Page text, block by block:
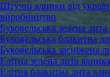
Штучні ялинки від
виробництво
Буковельська зелена
Буковельська блакитна
Буковельська засніжена
Елітна зелена лита ялинка
Елітна блакитна лита